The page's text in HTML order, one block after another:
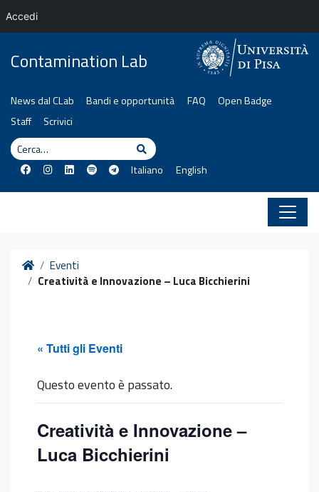
Contamination Lab
News dal CLab Bandi e opportunità FAQ
Open Badge
Staff
Scrivici
Cerca
Cerca
Italiano English
HomeEventi
Creatività e Innovazione – Luca Bicchierini
« Tutti gli Eventi
Questo evento è passato.
Creatività e Innovazione –
Luca Bicchierini
Accedi